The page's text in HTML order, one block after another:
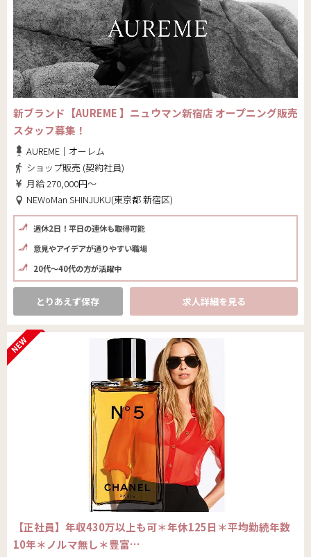
新ブランド【AUREME 】ニュウマン新宿店 オープニング販売
スタッフ募集！
AUREME｜オーレム
ショップ販売 (契約社員)
月給 270,000円～
NEWoMan SHINJUKU(東京都 新宿区)
週休2日！平日の連休も取得可能
意見やアイデアが通りやすい職場
20代～40代の方が活躍中
とりあえず保存 求人詳細を見る
【正社員】年収430万以上も可＊年休125日＊平均勤続年数
10年＊ノルマ無し＊豊富…